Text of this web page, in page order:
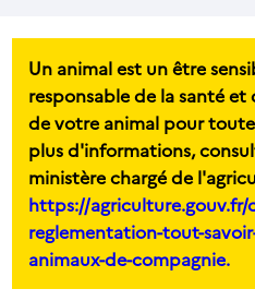
Un animal est un être
responsable de la santé
de votre animal pour toute
plus d'informations,
ministère chargé de
https://agriculture.gouv.fr/
reglementation-tout-
animaux-de-compagnie.